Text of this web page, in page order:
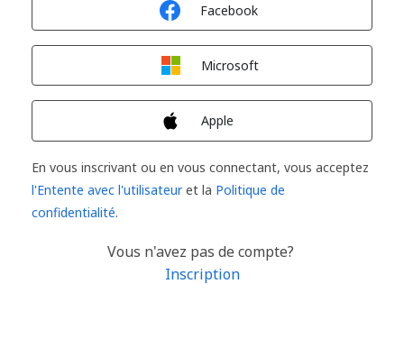
Facebook
Microsoft
Apple
En vous inscrivant ou en vous connectant, vous acceptez
l'Entente avec l'utilisateuret la Politique de
confidentialité.
Vous n'avez pas de compte?
Inscription